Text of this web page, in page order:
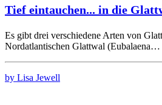
Tief eintauchen... in die
Es gibt drei verschiedene Arten von
Nordatlantischen Glattwal (Eubalaena…
by Lisa Jewell